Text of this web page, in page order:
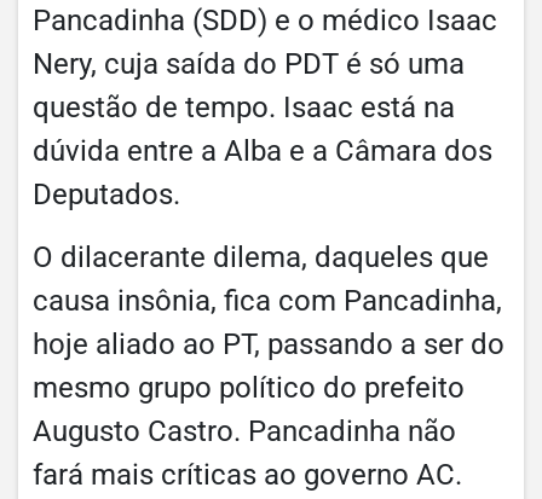
Pancadinha (SDD) e o médico Isaac
Nery, cuja saída do PDT é só uma
questão de tempo. Isaac está na
dúvida entre a Alba e a Câmara dos
Deputados.
O dilacerante dilema, daqueles que
causa insônia, fica com Pancadinha,
hoje aliado ao PT, passando a ser do
mesmo grupo político do prefeito
Augusto Castro. Pancadinha não
fará mais críticas ao governo AC.